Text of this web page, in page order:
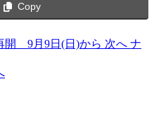
Copy
開 9月9日(日)から 次へ ナ